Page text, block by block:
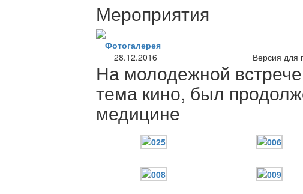
Мероприятия
Фотогалерея
28.12.2016
Версия для
На молодежной
тема кино, был
медицине